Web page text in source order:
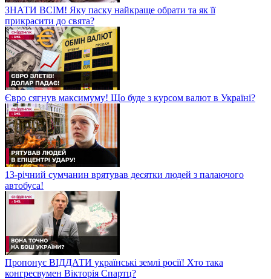
ЗНАТИ ВСІМ! Яку паску найкраще обрати та як її
прикрасити до свята?
Євро сягнув максимуму! Що буде з курсом валют в Україні?
13-річний сумчанин врятував десятки людей з палаючого
автобуса!
Пропонує ВІДДАТИ українські землі росії! Хто така
конгресвумен Вікторія Спартц?